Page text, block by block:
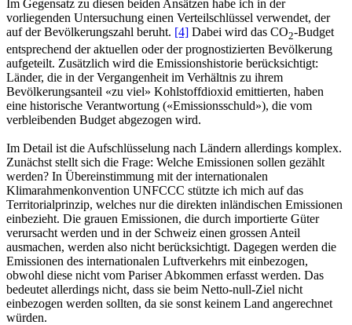
Im Gegensatz zu diesen beiden Ansätzen habe ich in der
vorliegenden Untersuchung einen Verteilschlüssel verwendet, der
auf der Bevölkerungszahl beruht. [4] Dabei wird das CO2-Budget
entsprechend der aktuellen oder der prognostizierten Bevölkerung
aufgeteilt. Zusätzlich wird die Emissionshistorie berücksichtigt:
Länder, die in der Vergangenheit im Verhältnis zu ihrem
Bevölkerungsanteil «zu viel» Kohlstoffdioxid emittierten, haben
eine historische Verantwortung («Emissionsschuld»), die vom
verbleibenden Budget abgezogen wird.
Im Detail ist die Aufschlüsselung nach Ländern allerdings komplex.
Zunächst stellt sich die Frage: Welche Emissionen sollen gezählt
werden? In Übereinstimmung mit der internationalen
Klimarahmenkonvention UNFCCC stützte ich mich auf das
Territorialprinzip, welches nur die direkten inländischen Emissionen
einbezieht. Die grauen Emissionen, die durch importierte Güter
verursacht werden und in der Schweiz einen grossen Anteil
ausmachen, werden also nicht berücksichtigt. Dagegen werden die
Emissionen des internationalen Luftverkehrs mit einbezogen,
obwohl diese nicht vom Pariser Abkommen erfasst werden. Das
bedeutet allerdings nicht, dass sie beim Netto-null-Ziel nicht
einbezogen werden sollten, da sie sonst keinem Land angerechnet
würden.